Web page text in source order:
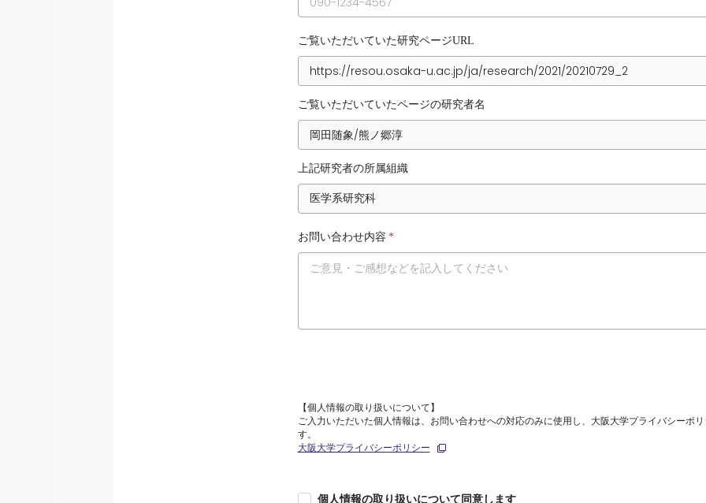
ご覧いただいていた研究ページURL
ご覧いただいていたページの研究者名
上記研究者の所属組織
お問い合わせ内容 *
【個人情報の取り扱いについて】
ご入力いただいた個人情報は、お問い合わせへの対応のみに使用し、大阪大学プライバシーポ
す。
大阪大学プライバシーポリシー
個人情報の取り扱いについて同意します